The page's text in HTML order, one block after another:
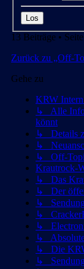
13 Beiträge • Seite
Zurück zu „Off-
Gehe zu
KRW
↳ Alle
könnt
↳ Details
↳
↳ Off-
Krautrock-
↳ Das
↳ Der
↳
↳
↳
↳
↳ Die
↳